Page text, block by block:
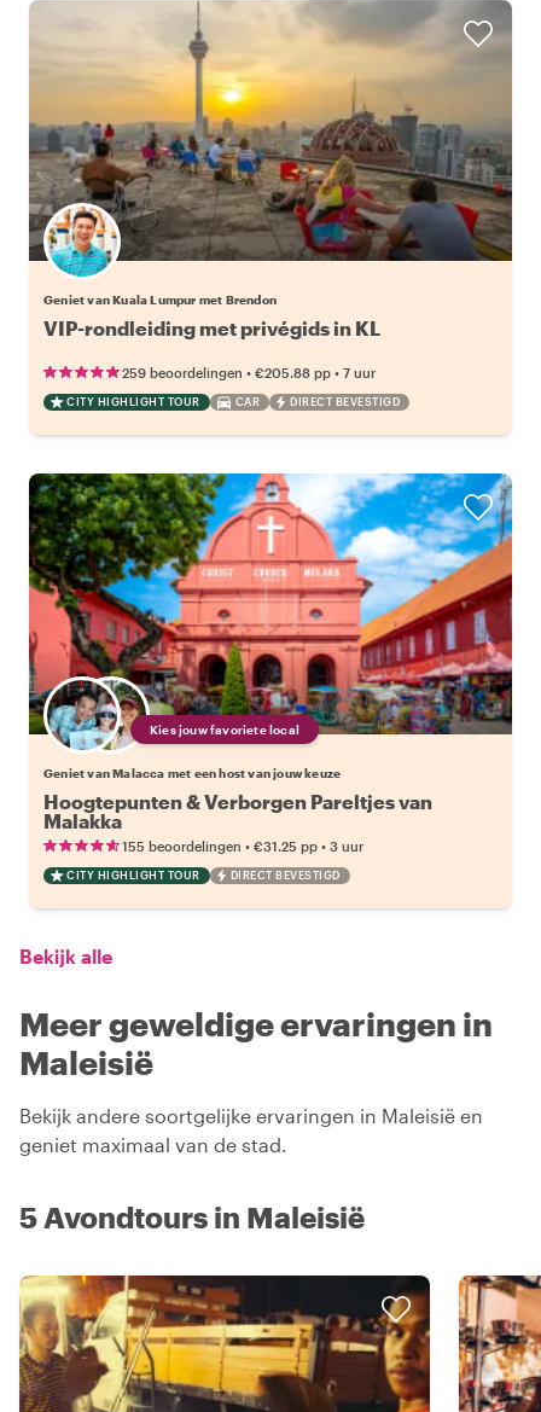
Geniet van Kuala Lumpur met Brendon
VIP-rondleiding met privégids in KL
259 beoordelingen • €205.88 pp • 7 uur
CITY HIGHLIGHT TOUR CAR DIRECT BEVESTIGD
Kies jouw favoriete local
Geniet van Malacca met een host van jouw keuze
Hoogtepunten & Verborgen Pareltjes van
Malakka
155 beoordelingen • €31.25 pp • 3 uur
CITY HIGHLIGHT TOUR DIRECT BEVESTIGD
Bekijk alle
Meer geweldige ervaringen in
Maleisië
Bekijk andere soortgelijke ervaringen in Maleisië en
geniet maximaal van de stad.
5 Avondtours in Maleisië